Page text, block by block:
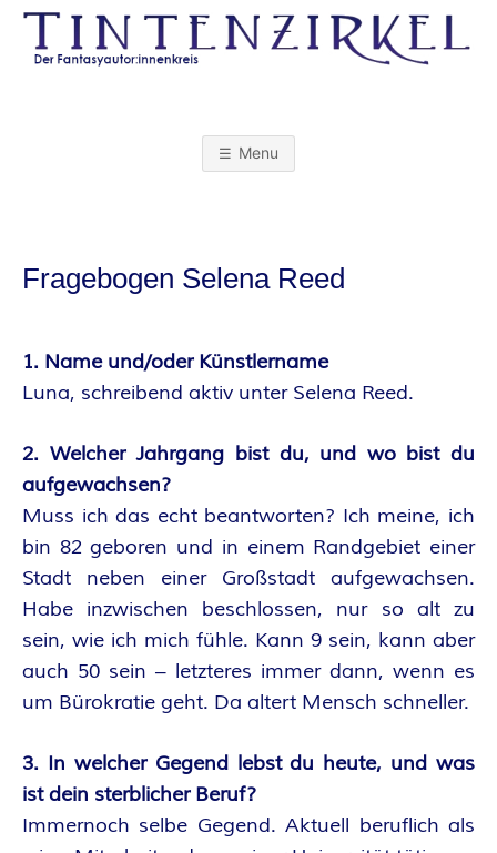
Skip
content
T
N
Z
I
R
K
E
L
–
D
Menu
Fragebogen Selena Reed
1. Name und/oder Künstlername
Luna, schreibend aktiv unter Selena Reed.
2. Welcher Jahrgang bist du, und wo bist du
aufgewachsen?
Muss ich das echt beantworten? Ich meine, ich
bin 82 geboren und in einem Randgebiet einer
Stadt neben einer Großstadt aufgewachsen.
Habe inzwischen beschlossen, nur so alt zu
sein, wie ich mich fühle. Kann 9 sein, kann aber
auch 50 sein – letzteres immer dann, wenn es
um Bürokratie geht. Da altert Mensch schneller.
3. In welcher Gegend lebst du heute, und was
ist dein sterblicher Beruf?
Immernoch selbe Gegend. Aktuell beruflich als